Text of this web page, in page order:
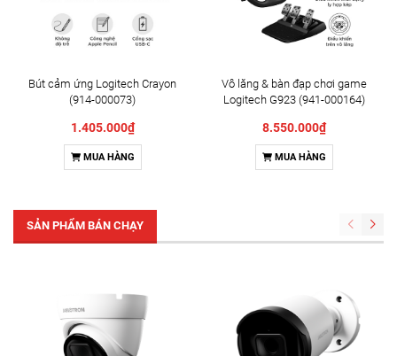
Bút cảm ứng Logitech Crayon
(914-000073)
1.405.000₫
MUA HÀNG
Vô lăng & bàn đạp chơi game
Logitech G923 (941-000164)
8.550.000₫
MUA HÀNG
SẢN PHẨM BÁN CHẠY